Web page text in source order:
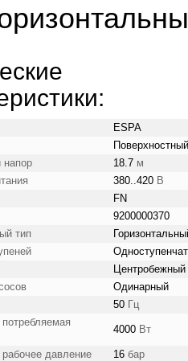
ESPA
Поверхностный
18.7 м
380..420 В
FN
9200000370
тип
Центробежный
Одинарный
50 Гц
4000 Вт
давление 16 бар